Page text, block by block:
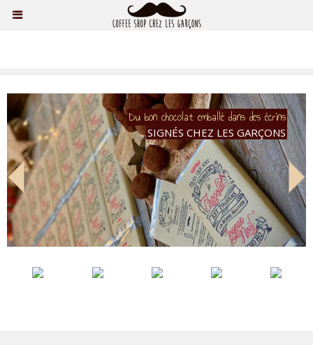
Du bon chocolat emballé dans des écrins
SIGNÉS CHEZ LES GARÇONS